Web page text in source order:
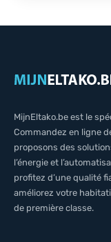
MijnEltako.be est le
Commandez en ligne
proposons des
l’énergie et
profitez d’une qualité
améliorez votre
de première classe.